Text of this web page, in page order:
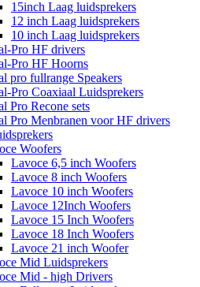
15inch Laag luidsprekers
12 inch Laag luidsprekers
10 inch Laag luidsprekers
Pro HF drivers
Pro HF Hoorns
pro fullrange Speakers
Pro Coaxiaal Luidsprekers
Pro Recone sets
Pro Menbranen voor HF drivers
Woofers
Lavoce 6,5 inch Woofers
Lavoce 8 inch Woofers
Lavoce 10 inch Woofers
Lavoce 12Inch Woofers
Lavoce 15 Inch Woofers
Lavoce 18 Inch Woofers
Lavoce 21 inch Woofer
Mid Luidsprekers
Mid - high Drivers